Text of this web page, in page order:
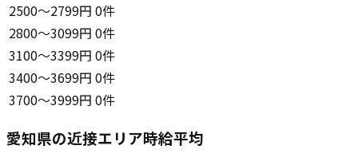
2500〜2799円 0件
2800〜3099円 0件
3100〜3399円 0件
3400〜3699円 0件
3700〜3999円 0件
愛知県の近接エリア時給平均